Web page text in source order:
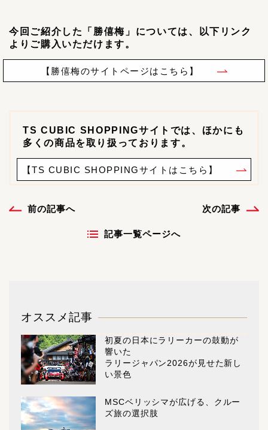
今回ご紹介した「勝僖梅」については、以下リンク
よりご購入いただけます。
【勝僖梅のサイトページはこちら】
TS CUBIC SHOPPINGサイトでは、ほかにも
多くの商品を取り扱っております。
【TS CUBIC SHOPPINGサイトはこちら】
前の記事へ
記事一覧ページへ
次の記事
オススメ記事
初夏の日本にラリーカーの鼓動が
響いた
ラリージャパン2026が見せた新し
い景色
MSCベリッシマが広げる、クルー
ズ旅の選択肢